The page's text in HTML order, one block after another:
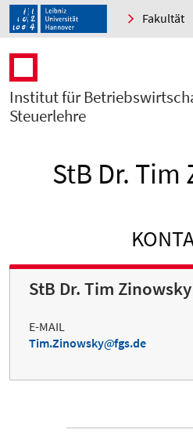
Fakultät
Institut für
Steuerlehre
StB Dr.
StB Dr. Tim Zinowsky
E-MAIL
Tim.Zinowsky
fgs.de